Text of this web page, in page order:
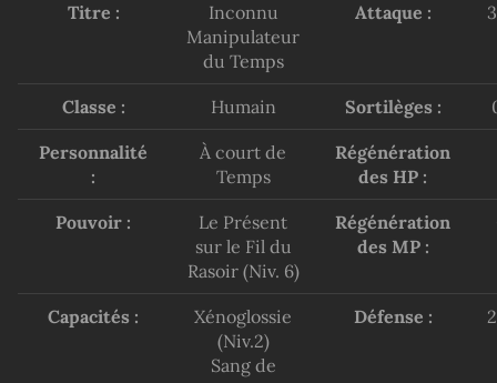
Titre :
Inconnu
Manipulateur
du Temps
Attaque :
Classe : Humain Sortilèges :
Personnalité
:
À court de
Temps
Régénération
des HP :
Pouvoir :
Le Présent
sur le Fil du
Rasoir (Niv. 6)
Régénération
des MP :
Capacités :
Xénoglossie
(Niv.2)
Sang de
Défense :